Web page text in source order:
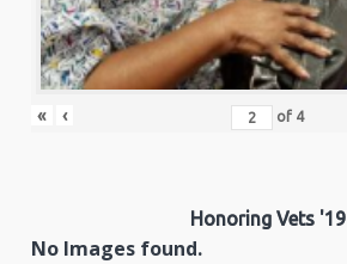
« ‹ of 4
Honoring Vets '19
No Images found.